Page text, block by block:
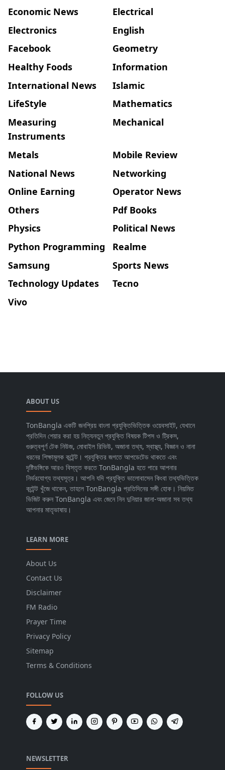
Economic News
Electrical
Electronics
English
Facebook
Geometry
Healthy Foods
Information
International News
Islamic
LifeStyle
Mathematics
Measuring
Instruments
Mechanical
Metals
Mobile Review
National News
Networking
Online Earning
Operator News
Others
Pdf Books
Physics
Political News
Python Programming
Realme
Samsung
Sports News
Technology Updates
Tecno
Vivo
ABOUT US
TonBangla একটি জনপ্রিয় বাংলা প্রযুক্তিভিত্তিক ওয়েবসাইট, যেখানে
প্রতিদিন শেয়ার করা হয় নিত্যনতুন প্রযুক্তি বিষয়ক টিপস ও ট্রিকস,
গুরুত্বপূর্ণ টেক নিউজ, মোবাইল রিভিউ, অজানা তথ্য, স্বাস্থ্য, বিজ্ঞান ও নানা
ধরনের শিক্ষামূলক কন্টেন্ট। প্রযুক্তির জগতে আপডেটেড থাকতে এবং
দৃষ্টিভঙ্গিকে আরও বিস্তৃত করতে TonBangla হতে পারে আপনার
নির্ভরযোগ্য তথ্যসূত্র। আপনি যদি প্রযুক্তি ভালোবাসেন কিংবা তথ্যভিত্তিক
কন্টেন্ট খুঁজে থাকেন, তাহলে TonBangla প্রতিদিনের সঙ্গী হোক। নিয়মিত
ভিজিট করুন TonBangla এবং জেনে নিন দুনিয়ার জানা-অজানা সব তথ্য
আপনার মাতৃভাষায়।
LEARN MORE
About Us
Contact Us
Disclaimer
FM Radio
Prayer Time
Privacy Policy
Sitemap
Terms & Conditions
FOLLOW US
NEWSLETTER